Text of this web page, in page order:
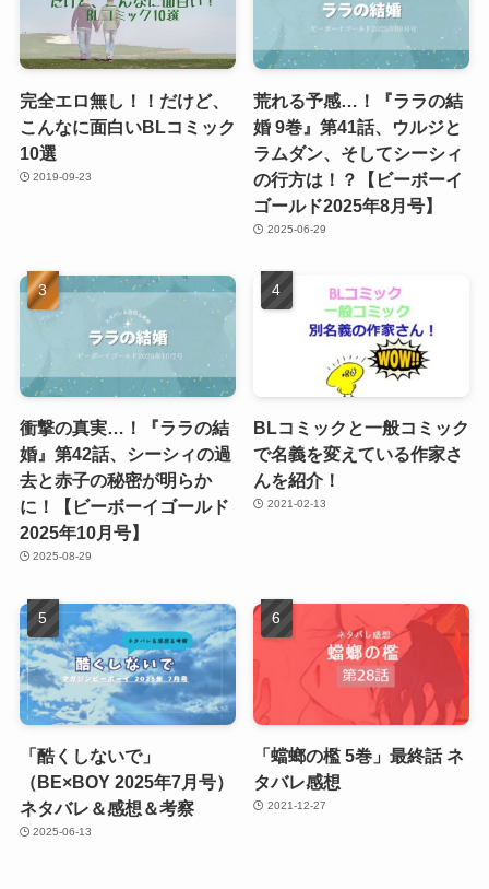
完全エロ無し！！だけど、
こんなに面白いBLコミック
10選
2019-09-23
荒れる予感…！『ララの結
婚 9巻』第41話、ウルジと
ラムダン、そしてシーシィ
の行方は！？【ビーボーイ
ゴールド2025年8月号】
2025-06-29
衝撃の真実…！『ララの結
婚』第42話、シーシィの過
去と赤子の秘密が明らか
に！【ビーボーイゴールド
2025年10月号】
2025-08-29
BLコミックと一般コミック
で名義を変えている作家さ
んを紹介！
2021-02-13
「酷くしないで」
（BE×BOY 2025年7月号）
ネタバレ＆感想＆考察
2025-06-13
「蟷螂の檻 5巻」最終話 ネ
タバレ感想
2021-12-27